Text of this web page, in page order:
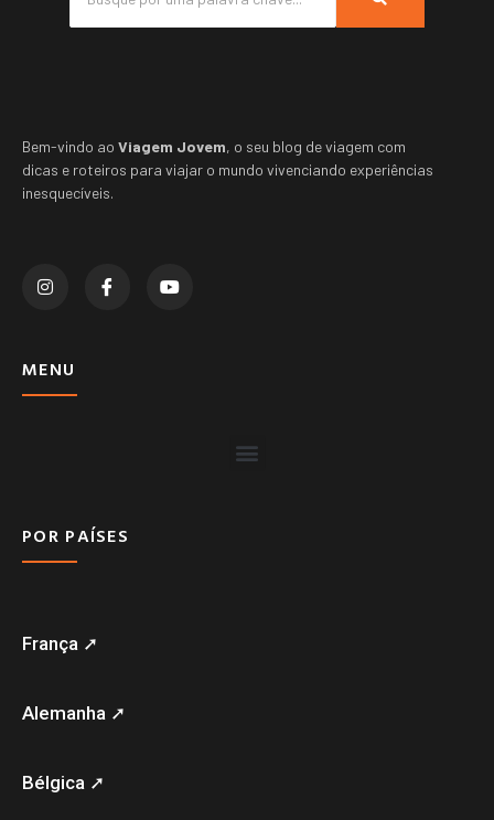
Bem-vindo ao Viagem Jovem, o seu blog de viagem com
dicas e roteiros para viajar o mundo vivenciando experiências
inesquecíveis.
MENU
POR PAÍSES
França ➚
Alemanha ➚
Bélgica ➚